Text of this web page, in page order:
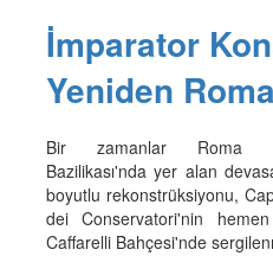
İmparator
Yeniden
Bir zamanlar Roma
Bazilikası'nda yer alan
boyutlu rekonstrüksiyonu,
dei Conservatori'nin
Caffarelli Bahçesi'nde